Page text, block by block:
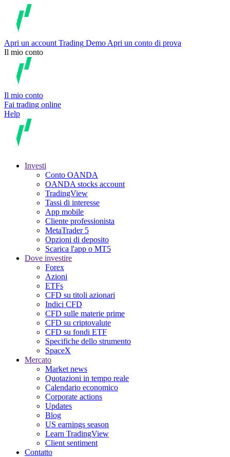
Apri un account Trading Demo Apri un conto di prova
Il mio conto
Il mio conto
Fai trading online
Help
Investi
Conto OANDA
OANDA stocks account
TradingView
Tassi di interesse
App mobile
Cliente professionista
MetaTrader 5
Opzioni di deposito
Scarica l'app o MT5
Dove investire
Forex
Azioni
ETFs
CFD su titoli azionari
Indici CFD
CFD sulle materie prime
CFD su criptovalute
CFD su fondi ETF
Specifiche dello strumento
SpaceX
Mercato
Market news
Quotazioni in tempo reale
Calendario economico
Corporate actions
Updates
Blog
US earnings season
Learn TradingView
Client sentiment
Contatto